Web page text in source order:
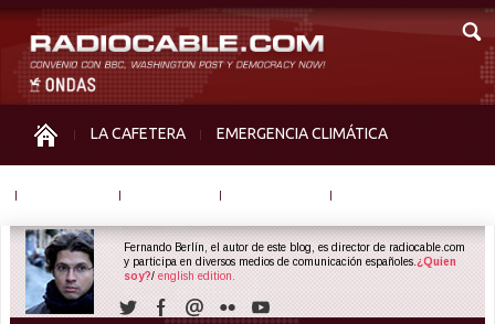
LA CAFETERA EMERGENCIA CLIMÁTICA
Fernando Berlín, el autor de este blog, es director de radiocable.com
y participa en diversos medios de comunicación españoles. ¿Quien
soy?/ english edition.